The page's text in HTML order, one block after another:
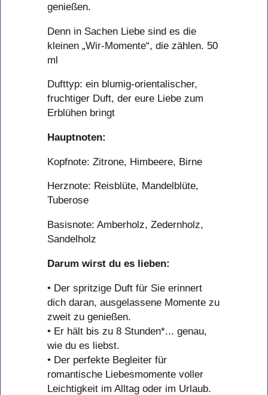
genießen.
Denn in Sachen Liebe sind es die
kleinen „Wir-Momente“, die zählen. 50
ml
Dufttyp: ein blumig-orientalischer,
fruchtiger Duft, der eure Liebe zum
Erblühen bringt
Hauptnoten:
Kopfnote: Zitrone, Himbeere, Birne
Herznote: Reisblüte, Mandelblüte,
Tuberose
Basisnote: Amberholz, Zedernholz,
Sandelholz
Darum wirst du es lieben:
• Der spritzige Duft für Sie erinnert
dich daran, ausgelassene Momente zu
zweit zu genießen.
• Er hält bis zu 8 Stunden*... genau,
wie du es liebst.
• Der perfekte Begleiter für
romantische Liebesmomente voller
Leichtigkeit im Alltag oder im Urlaub.